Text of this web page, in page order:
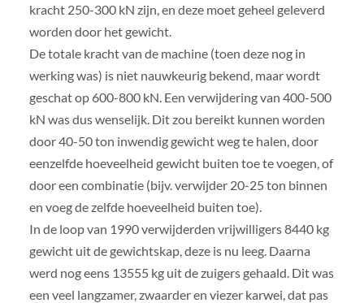
kracht 250-300 kN zijn, en deze moet geheel geleverd
worden door het gewicht.
De totale kracht van de machine (toen deze nog in
werking was) is niet nauwkeurig bekend, maar wordt
geschat op 600-800 kN. Een verwijdering van 400-500
kN was dus wenselijk. Dit zou bereikt kunnen worden
door 40-50 ton inwendig gewicht weg te halen, door
eenzelfde hoeveelheid gewicht buiten toe te voegen, of
door een combinatie (bijv. verwijder 20-25 ton binnen
en voeg de zelfde hoeveelheid buiten toe).
In de loop van 1990 verwijderden vrijwilligers 8440 kg
gewicht uit de gewichtskap, deze is nu leeg. Daarna
werd nog eens 13555 kg uit de zuigers gehaald. Dit was
een veel langzamer, zwaarder en viezer karwei, dat pas